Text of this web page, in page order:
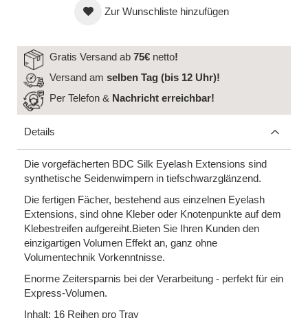
Zur Wunschliste hinzufügen
Gratis Versand ab 75€ netto!
Versand am selben Tag (bis 12 Uhr)!
Per Telefon & Nachricht erreichbar!
Details
Die vorgefächerten BDC Silk Eyelash Extensions sind
synthetische Seidenwimpern in tiefschwarzglänzend.
Die fertigen Fächer, bestehend aus einzelnen Eyelash
Extensions, sind ohne Kleber oder Knotenpunkte auf dem
Klebestreifen aufgereiht.Bieten Sie Ihren Kunden den
einzigartigen Volumen Effekt an, ganz ohne
Volumentechnik Vorkenntnisse.
Enorme Zeitersparnis bei der Verarbeitung - perfekt für ein
Express-Volumen.
Inhalt: 16 Reihen pro Tray